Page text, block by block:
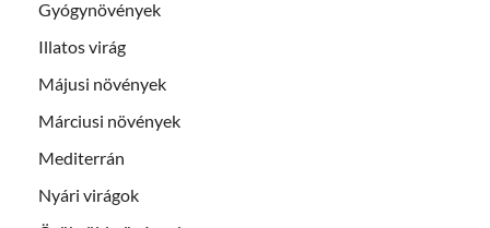
Gyógynövények
Illatos virág
Májusi növények
Márciusi növények
Mediterrán
Nyári virágok